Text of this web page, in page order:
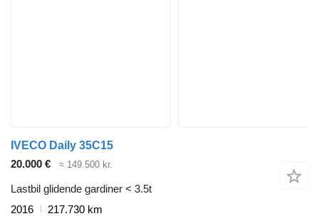
IVECO Daily 35C15
20.000 €
≈ 149.500 kr.
Lastbil glidende gardiner < 3.5t
2016
217.730 km